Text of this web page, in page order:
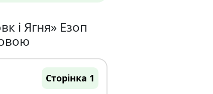
і Ягня» Езоп
Сторінка 1